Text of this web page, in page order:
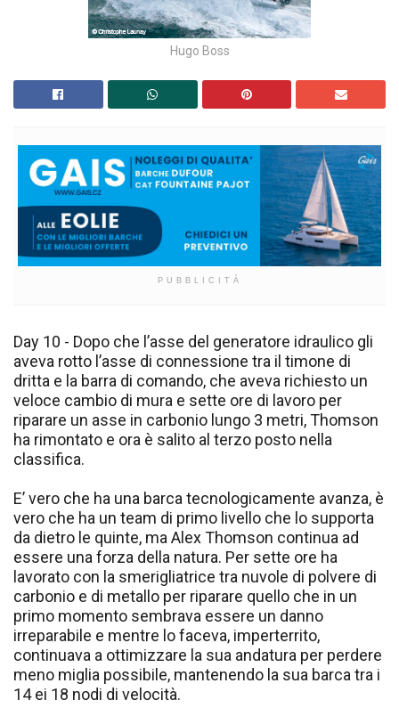
Hugo Boss
PUBBLICITÀ
Day 10 - Dopo che l’asse del generatore idraulico gli
aveva rotto l’asse di connessione tra il timone di
dritta e la barra di comando, che aveva richiesto un
veloce cambio di mura e sette ore di lavoro per
riparare un asse in carbonio lungo 3 metri, Thomson
ha rimontato e ora è salito al terzo posto nella
classifica.
E’ vero che ha una barca tecnologicamente avanza, è
vero che ha un team di primo livello che lo supporta
da dietro le quinte, ma Alex Thomson continua ad
essere una forza della natura. Per sette ore ha
lavorato con la smerigliatrice tra nuvole di polvere di
carbonio e di metallo per riparare quello che in un
primo momento sembrava essere un danno
irreparabile e mentre lo faceva, imperterrito,
continuava a ottimizzare la sua andatura per perdere
meno miglia possibile, mantenendo la sua barca tra i
14 ei 18 nodi di velocità.